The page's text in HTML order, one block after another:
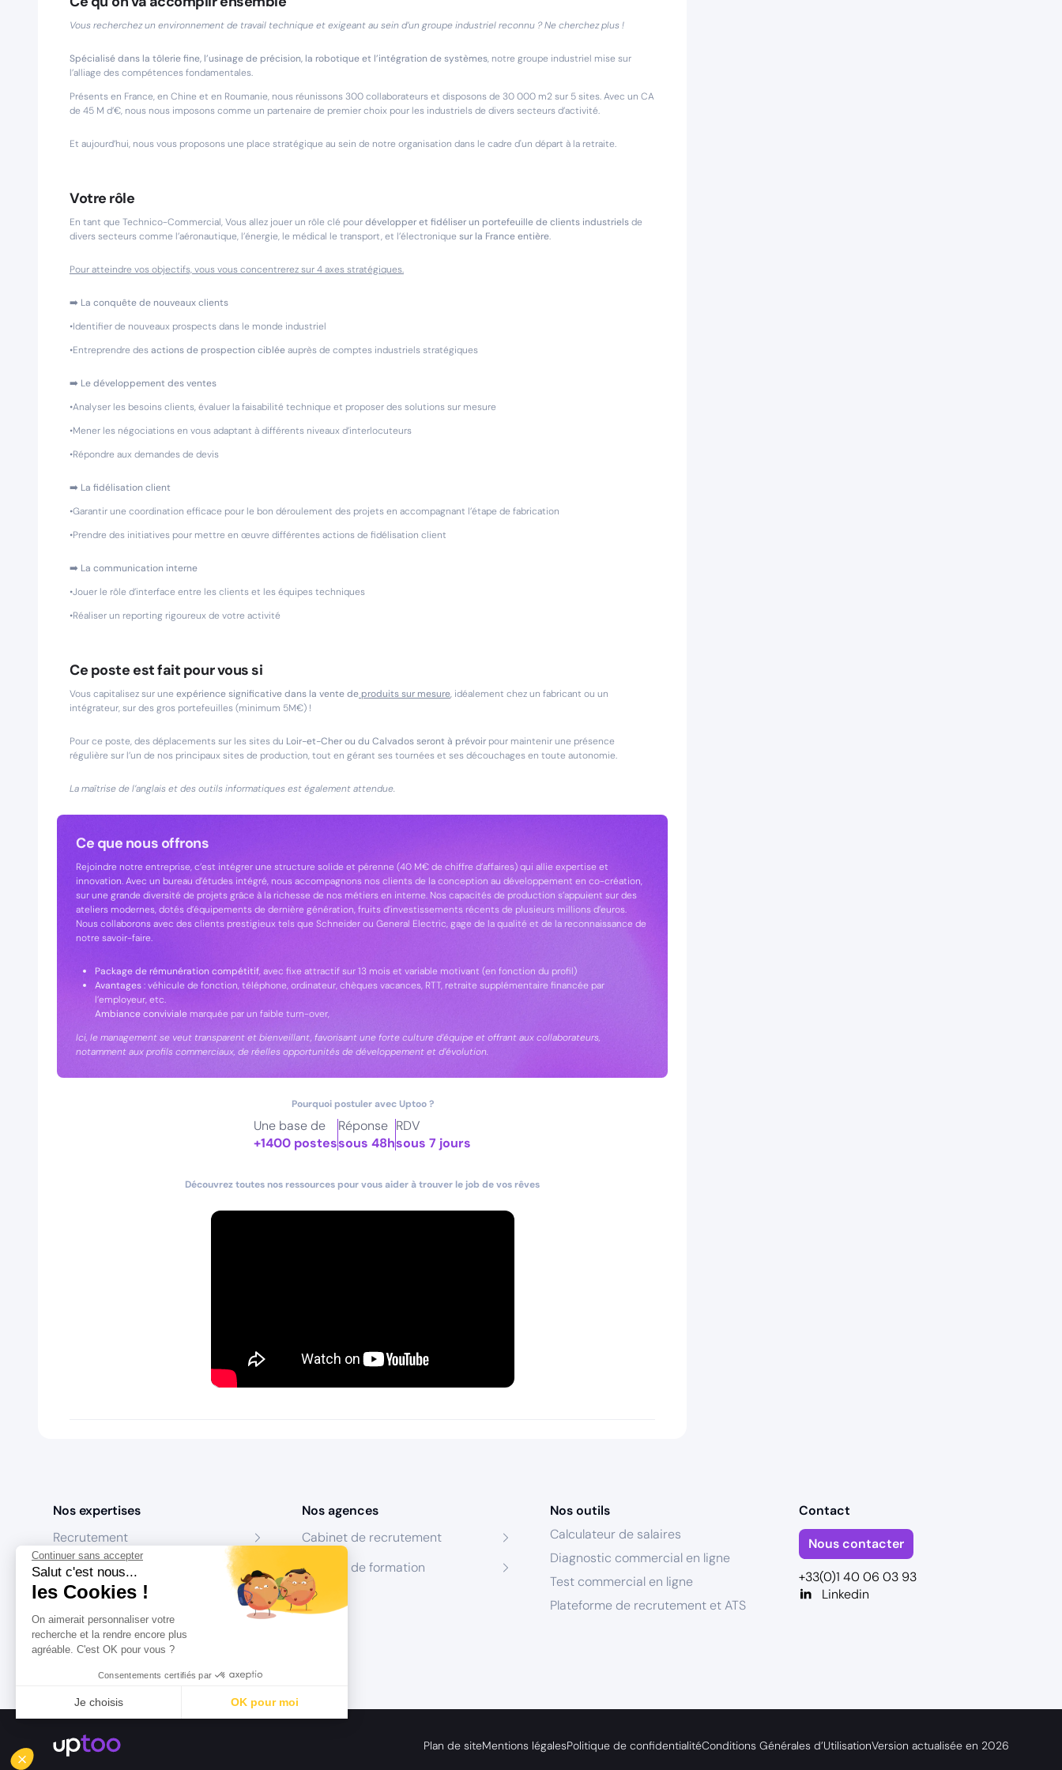
Continuer sans accepter
Salut c'est nous...
les Cookies !
On aimerait personnaliser votre
recherche et la rendre encore plus
agréable. C'est OK pour vous ?
Consentements certifiés par
Je choisis OK pour moi
Notre plateforme vous permet d'adapter et de gérer vos paramètres de confidentialité, en garantissant la conformité avec les réglementations. Personnalisez vos préférences pour
Vous recherchez un environnement de travail technique et exigeant au sein d’un groupe industriel reconnu ? Ne cherchez plus !
Spécialisé dans la tôlerie fine, l’usinage de précision, la robotique et l’intégration de systèmes, notre groupe industriel mise sur
l’alliage des compétences fondamentales.
Présents en France, en Chine et en Roumanie, nous réunissons 300 collaborateurs et disposons de 30 000 m2 sur 5 sites. Avec un CA
de 45 M d’€, nous nous imposons comme un partenaire de premier choix pour les industriels de divers secteurs d’activité.
Et aujourd’hui, nous vous proposons une place stratégique au sein de notre organisation dans le cadre d'un départ à la retraite.
Votre rôle
En tant que Technico-Commercial, Vous allez jouer un rôle clé pourdévelopper et fidéliser un portefeuille de clients industrielsde
divers secteurs comme l’aéronautique, l’énergie, le médical le transport, et l’électronique sur la France entière.
Pour atteindre vos objectifs, vous vous concentrerez sur 4 axes stratégiques.
➡️ La conquête de nouveaux clients
•Identifier de nouveaux prospects dans le monde industriel
•Entreprendre desactions de prospection cibléeauprès de comptes industriels stratégiques
➡️ Le développement des ventes
•Analyser les besoins clients, évaluer la faisabilité technique et proposer des solutions sur mesure
•Mener les négociations en vous adaptant à différents niveaux d’interlocuteurs
•Répondre aux demandes de devis
➡️ La fidélisation client
•Garantir une coordination efficace pour le bon déroulement des projets en accompagnant l’étape de fabrication
•Prendre des initiatives pour mettre en œuvre différentes actions de fidélisation client
➡️ La communication interne
•Jouer le rôle d’interface entre les clients et les équipes techniques
•Réaliser un reporting rigoureux de votre activité
Ce poste est fait pour vous si
Vous capitalisez sur une expérience significative dans la vente de produits sur mesure, idéalement chez un fabricant ou un
intégrateur, sur des gros portefeuilles (minimum 5M€) !
Pour ce poste, des déplacements sur les sites du Loir-et-Cher ou du Calvados seront à prévoir pour maintenir une présence
régulière sur l’un de nos principaux sites de production, tout en gérant ses tournées et ses découchages en toute autonomie.
La maîtrise de l’anglais et des outils informatiques est également attendue.
Ce que nous offrons
Rejoindre notre entreprise, c’est intégrer une structure solide et pérenne (40 M€ de chiffre d’affaires) qui allie expertise et
innovation. Avec un bureau d’études intégré, nous accompagnons nos clients de la conception au développement en co-création,
sur une grande diversité de projets grâce à la richesse de nos métiers en interne. Nos capacités de production s’appuient sur des
ateliers modernes, dotés d’équipements de dernière génération, fruits d’investissements récents de plusieurs millions d’euros.
Nous collaborons avec des clients prestigieux tels que Schneider ou General Electric, gage de la qualité et de la reconnaissance de
notre savoir-faire.
Package de rémunération compétitif, avec fixe attractif sur 13 mois et variable motivant (en fonction du profil)
Avantages: véhicule de fonction, téléphone, ordinateur, chèques vacances, RTT, retraite supplémentaire financée par
l’employeur, etc.
Ambiance conviviale marquée par un faible turn-over,
Ici, le management se veut transparent et bienveillant, favorisant une forte culture d’équipe et offrant aux collaborateurs,
notamment aux profils commerciaux, de réelles opportunités de développement et d’évolution.
Pourquoi postuler avec Uptoo ?
Une base de
+1400 postes
Réponse
sous 48h
RDV
sous 7 jours
Découvrez toutes nos ressources pour vous aider à trouver le job de vos rêves
Nos expertises
Recrutement
Formation
Coaching
Conseil
Nos agences
Cabinet de recrutement
Centres de formation
Nos outils
Calculateur de salaires
Diagnostic commercial en ligne
Test commercial en ligne
Plateforme de recrutement et ATS
Contact
Nous contacter
+33(0)1 40 06 03 93
Linkedin
Plan de siteMentions légalesPolitique de confidentialitéConditions Générales d’UtilisationVersion actualisée en 2026